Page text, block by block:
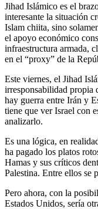
Jihad Islámico es el
interesante la situación
Islam chiita, sino
el apoyo económico
infraestructura armada,
en el “proxy” de la
Este viernes, el Jihad
irresponsabilidad propia
hay guerra entre Irán y
tiene que ver Israel con
analizarlo.
Es una lógica, en
ha pagado los platos
Hamas y sus críticos
Palestina. Entre ellos se
Pero ahora, con la
Estados Unidos, sería